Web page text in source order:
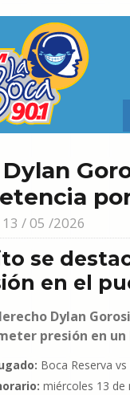
Dylan
/ 05 /2026
se
en el
Dylan
presión en
Boca Reserva
miércoles 13 de